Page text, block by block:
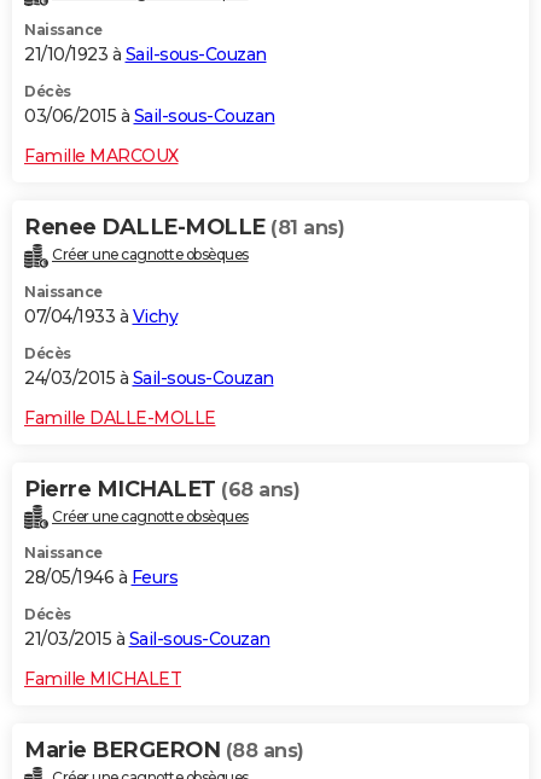
Naissance
21/10/1923 à Sail-sous-Couzan
Décès
03/06/2015 à Sail-sous-Couzan
Famille MARCOUX
Renee DALLE-MOLLE (81 ans)
Créer une cagnotte obsèques
Naissance
07/04/1933 à Vichy
Décès
24/03/2015 à Sail-sous-Couzan
Famille DALLE-MOLLE
Pierre MICHALET (68 ans)
Créer une cagnotte obsèques
Naissance
28/05/1946 à Feurs
Décès
21/03/2015 à Sail-sous-Couzan
Famille MICHALET
Marie BERGERON (88 ans)